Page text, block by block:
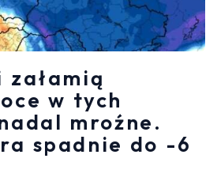
załamią
w tych
mroźne.
spadnie do -6